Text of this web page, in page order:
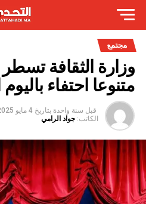
مجتمع
وزارة الثقافة تسطر
متنوعا احتفاء
قبل سنة واحدة بتاريخ 4 مايو 2025
الكاتب: جواد الرامي